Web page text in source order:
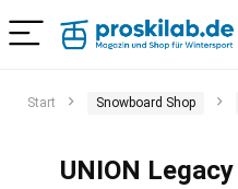
Start Snowboard Shop
UNION